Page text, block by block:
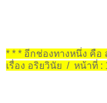
* * * อีกช่องทางหนึ่ง คื
เรื่อง อริยวินัย / หน้าที่ :